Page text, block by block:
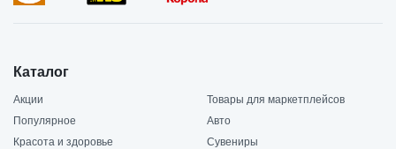
Каталог
Акции
Товары для маркетплейсов
Популярное
Авто
Красота и здоровье
Сувениры